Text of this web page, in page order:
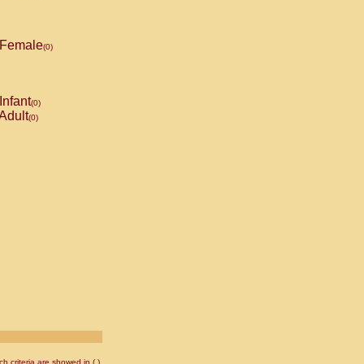
Female(0)
Infant(0)
(0)
criteria are showed in ( ).